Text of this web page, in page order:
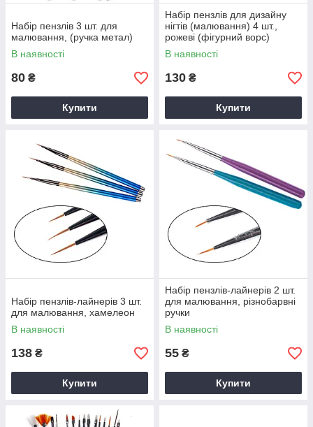
Набір пензлів 3 шт. для
малювання, (ручка метал)
В наявності
80 ₴
Купити
Набір пензлів для дизайну
нігтів (малювання) 4 шт.,
рожеві (фігурний ворс)
В наявності
130 ₴
Купити
Набір пензлів-лайнерів 3 шт.
для малювання, хамелеон
В наявності
138 ₴
Купити
Набір пензлів-лайнерів 2 шт.
для малювання, різнобарвні
ручки
В наявності
55 ₴
Купити